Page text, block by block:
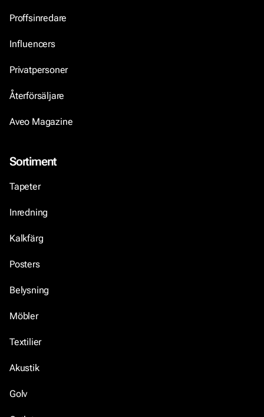
Proffsinredare
Influencers
Privatpersoner
Återförsäljare
Aveo Magazine
Sortiment
Tapeter
Inredning
Kalkfärg
Posters
Belysning
Möbler
Textilier
Akustik
Golv